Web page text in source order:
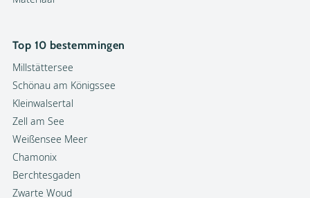
Top 10 bestemmingen
Millstättersee
Schönau am Königssee
Kleinwalsertal
Zell am See
Weißensee Meer
Chamonix
Berchtesgaden
Zwarte Woud